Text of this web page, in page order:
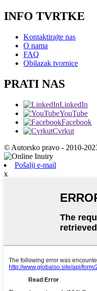
INFO TVRTKE
Kontaktirajte nas
O nama
FAQ
Obilazak tvornice
PRATI NAS
LinkedIn
YouTube
Facebook
Cvrkut
© Autorsko pravo - 2010-
Pošalji e-mail
x